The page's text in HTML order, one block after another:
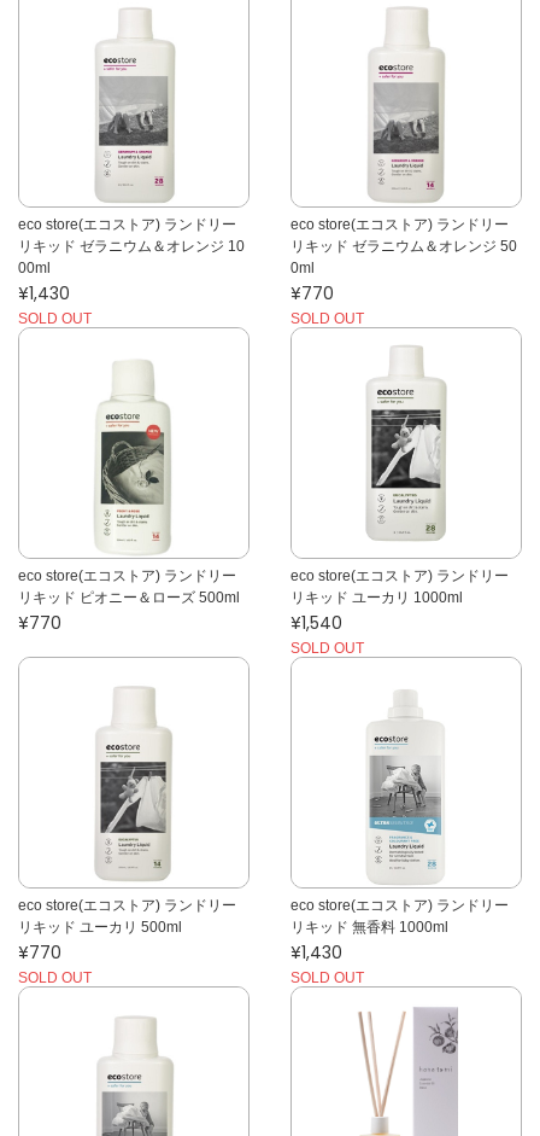
eco store(エコストア) ランドリー
リキッド ゼラニウム＆オレンジ 10
00ml
¥1,430
SOLD OUT
eco store(エコストア) ランドリー
リキッド ゼラニウム＆オレンジ 50
0ml
¥770
SOLD OUT
eco store(エコストア) ランドリー
リキッド ピオニー＆ローズ 500ml
¥770
eco store(エコストア) ランドリー
リキッド ユーカリ 1000ml
¥1,540
SOLD OUT
eco store(エコストア) ランドリー
リキッド ユーカリ 500ml
¥770
SOLD OUT
eco store(エコストア) ランドリー
リキッド 無香料 1000ml
¥1,430
SOLD OUT